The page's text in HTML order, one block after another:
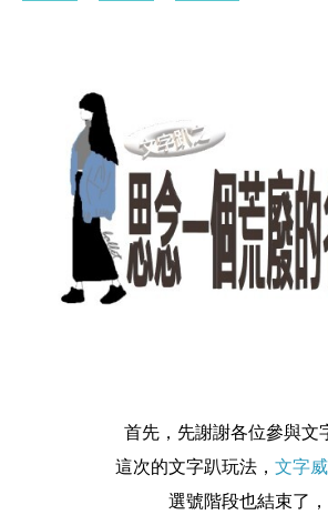
首先，先謝謝各位參與文
這次的文字趴玩法， 文字
選號階段也結束了，